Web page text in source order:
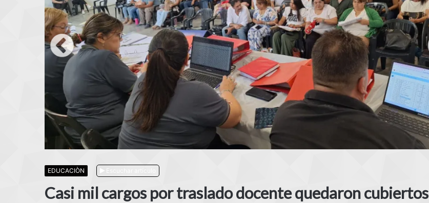
EDUCACIÒN
Casi mil cargos por traslado docente quedaron cubiertos